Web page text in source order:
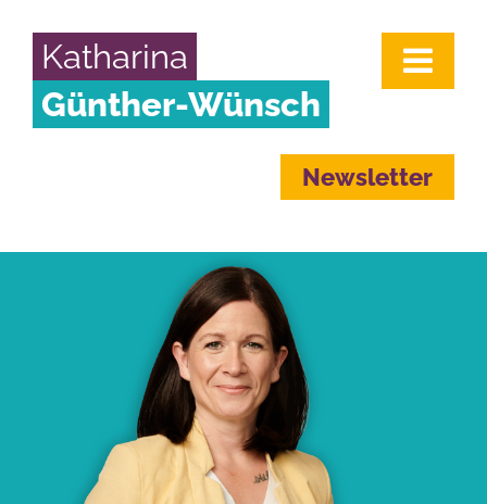
Katharina
Günther-Wünsch
Newsletter